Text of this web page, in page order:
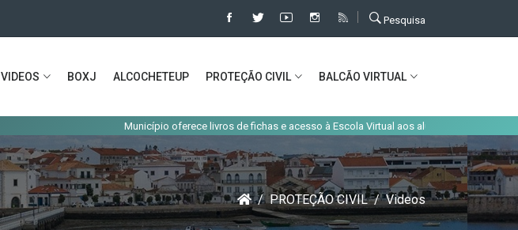
Pesquisa
VIDEOS BOXJ ALCOCHETEUP PROTEÇÃO CIVIL BALCÃO VIRTUAL
Município oferece livros de fichas e acesso à Escola Virtual aos alunos do concelho
PROTEÇÃO CIVIL Videos